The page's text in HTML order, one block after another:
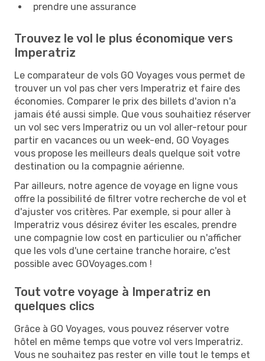
prendre une assurance
Trouvez le vol le plus économique vers
Imperatriz
Le comparateur de vols GO Voyages vous permet de
trouver un vol pas cher vers Imperatriz et faire des
économies. Comparer le prix des billets d'avion n'a
jamais été aussi simple. Que vous souhaitiez réserver
un vol sec vers Imperatriz ou un vol aller-retour pour
partir en vacances ou un week-end, GO Voyages
vous propose les meilleurs deals quelque soit votre
destination ou la compagnie aérienne.
Par ailleurs, notre agence de voyage en ligne vous
offre la possibilité de filtrer votre recherche de vol et
d'ajuster vos critères. Par exemple, si pour aller à
Imperatriz vous désirez éviter les escales, prendre
une compagnie low cost en particulier ou n'afficher
que les vols d'une certaine tranche horaire, c'est
possible avec GOVoyages.com !
Tout votre voyage à Imperatriz en
quelques clics
Grâce à GO Voyages, vous pouvez réserver votre
hôtel en même temps que votre vol vers Imperatriz.
Vous ne souhaitez pas rester en ville tout le temps et